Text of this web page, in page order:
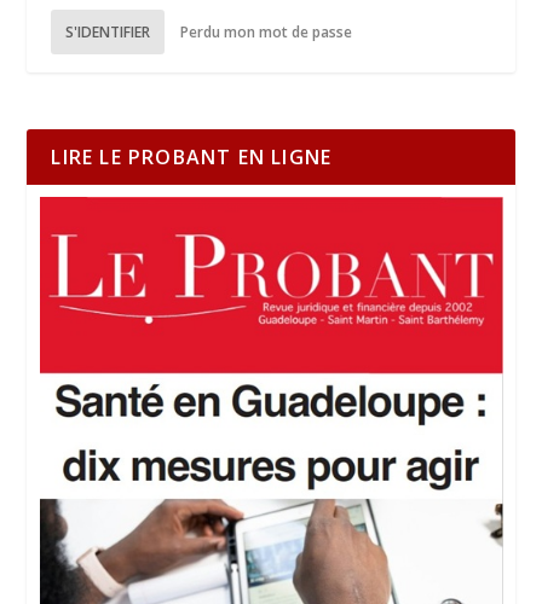
S'IDENTIFIER Perdu mon mot de passe
LIRE LE PROBANT EN LIGNE